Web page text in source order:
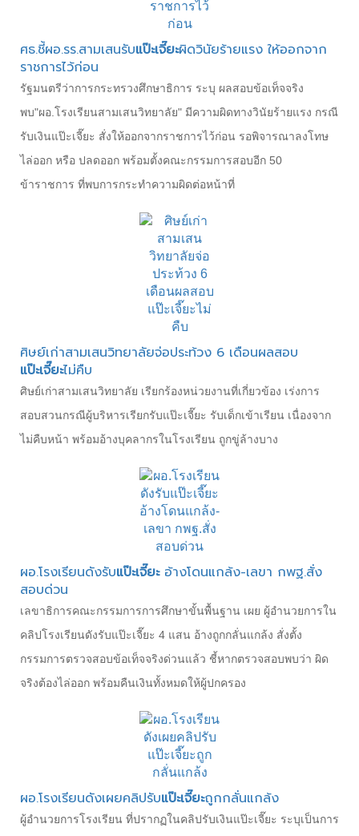
ศธ.ชี้ผอ.รร.สามเสนรับแป๊ะเจี๊ยะผิดวินัยร้ายแรง ให้ออกจาก
ราชการไว้ก่อน
รัฐมนตรีว่าการกระทรวงศึกษาธิการ ระบุ ผลสอบข้อเท็จจริง
พบ"ผอ.โรงเรียนสามเสนวิทยาลัย" มีความผิดทางวินัยร้ายแรง กรณี
รับเงินแป๊ะเจี๊ยะ สั่งให้ออกจากราชการไว้ก่อน รอพิจารณาลงโทษ
ไล่ออก หรือ ปลดออก พร้อมตั้งคณะกรรมการสอบอีก 50
ข้าราชการ ที่พบการกระทำความผิดต่อหน้าที่
ศิษย์เก่าสามเสนวิทยาลัยจ่อประท้วง 6 เดือนผลสอบ
แป๊ะเจี๊ยะไม่คืบ
ศิษย์เก่าสามเสนวิทยาลัย เรียกร้องหน่วยงานที่เกี่ยวข้อง เร่งการ
สอบสวนกรณีผู้บริหารเรียกรับแป๊ะเจี๊ยะ รับเด็กเข้าเรียน เนื่องจาก
ไม่คืบหน้า พร้อมอ้างบุคลากรในโรงเรียน ถูกขู่ล้างบาง
ผอ.โรงเรียนดังรับแป๊ะเจี๊ยะอ้างโดนแกล้ง-เลขา กพฐ.สั่ง
สอบด่วน
เลขาธิการคณะกรรมการการศึกษาขั้นพื้นฐาน เผย ผู้อำนวยการใน
คลิปโรงเรียนดังรับแป๊ะเจี๊ยะ 4 แสน อ้างถูกกลั่นแกล้ง สั่งตั้ง
กรรมการตรวจสอบข้อเท็จจริงด่วนแล้ว ชี้หากตรวจสอบพบว่า ผิด
จริงต้องไล่ออก พร้อมคืนเงินทั้งหมดให้ผู้ปกครอง
ผอ.โรงเรียนดังเผยคลิปรับแป๊ะเจี๊ยะถูกกลั่นแกล้ง
ผู้อำนวยการโรงเรียน ที่ปรากฏในคลิปรับเงินแป๊ะเจี๊ยะ ระบุเป็นการ